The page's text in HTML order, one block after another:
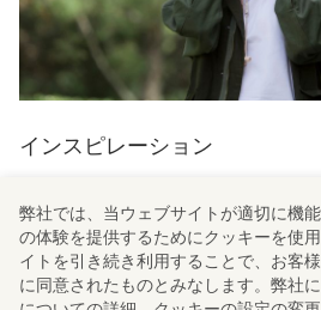
インスピレーション
世界中の必見のマーケットから、
ン、ホームウェア、体験まで、シ
しみたい方におすすめのショッピ
弊社では、当ウェブサイトが適切に機
の体験を提供するためにクッキーを使
イトを引き続き利用することで、お客
に同意されたものとみなします。弊社